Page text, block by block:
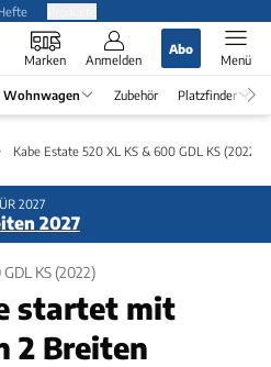
Marken Anmelden
Abo
Menü
Wohnwagen Zubehör Platzfinder
Kabe Estate 520 XL KS & 600 GDL KS (2022)
2027
2027
KS (2022)
startet mit
2 Breiten